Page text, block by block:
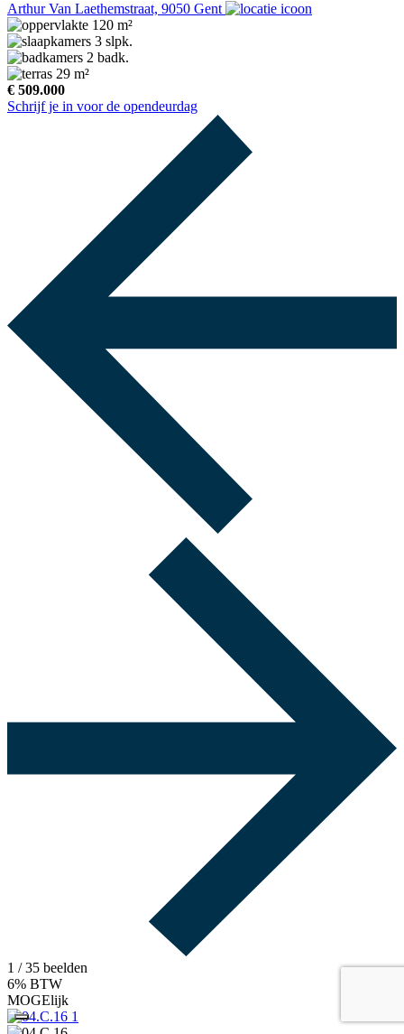
Arthur Van Laethemstraat, 9050 Gent
120 m²
3 slpk.
2 badk.
29 m²
€ 509.000
Schrijf je in voor de opendeurdag
1 / 35 beelden
6% BTW
MOGElijk